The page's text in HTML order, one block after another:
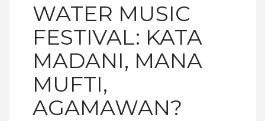
WATER MUSIC
FESTIVAL: KATA
MADANI, MANA
MUFTI,
AGAMAWAN?